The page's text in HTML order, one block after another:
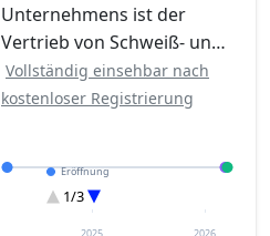
Unternehmens ist der
Vertrieb von Schweiß- un…
Vollständig einsehbar nach
kostenloser Registrierung
Eröffnung
Entscheidung im Verfahren
Sonstiges
1/3